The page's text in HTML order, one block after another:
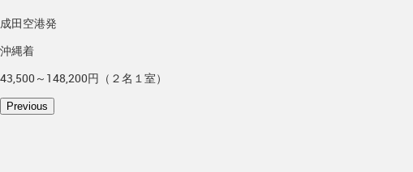
成田空港発
沖縄着
43,500～148,200円（２名１室）
Previous